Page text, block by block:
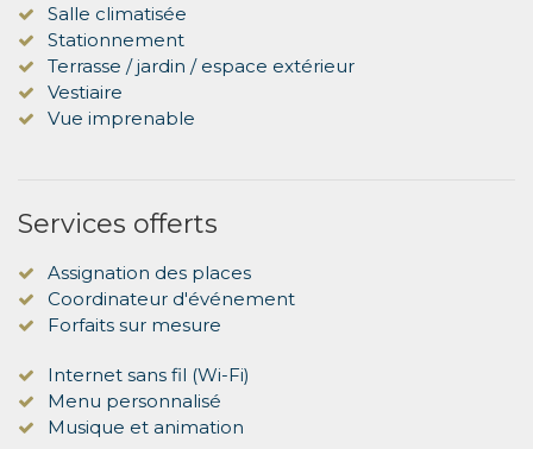
Salle climatisée
Stationnement
Terrasse / jardin / espace extérieur
Vestiaire
Vue imprenable
Services offerts
Assignation des places
Coordinateur d'événement
Forfaits sur mesure
Internet sans fil (Wi-Fi)
Menu personnalisé
Musique et animation